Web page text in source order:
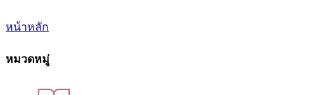
หน้าหลัก
หมวดหมู่